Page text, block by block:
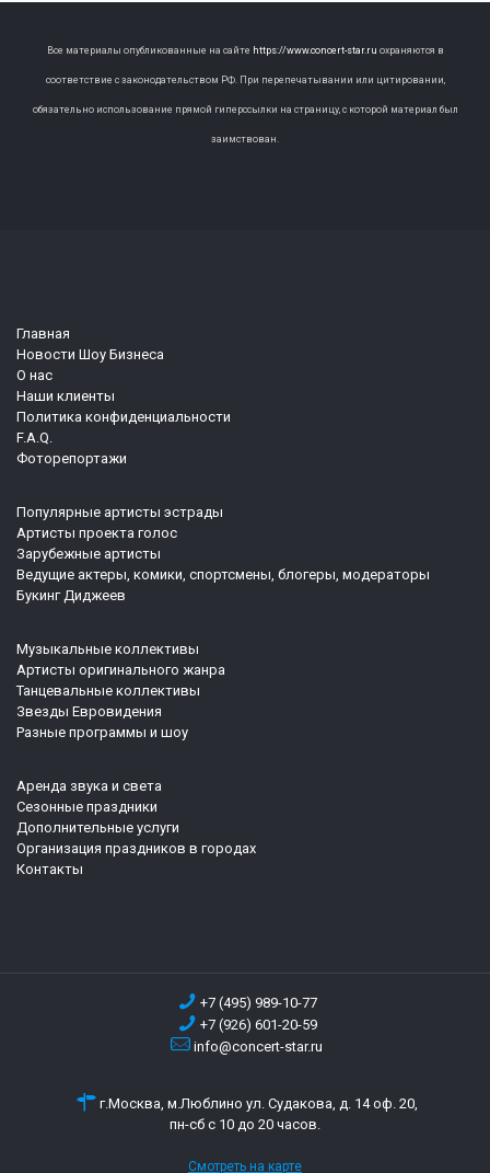
Все материалы опубликованные на сайте https://www.concert-star.ru охраняются в
соответствие с законодательством РФ. При перепечатывании или цитировании,
обязательно использование прямой гиперссылки на страницу, с которой материал был
заимствован.
Главная
Новости Шоу Бизнеса
О нас
Наши клиенты
Политика конфиденциальности
F.A.Q.
Фоторепортажи
Популярные артисты эстрады
Артисты проекта голос
Зарубежные артисты
Ведущие актеры, комики, спортсмены, блогеры, модераторы
Букинг Диджеев
Музыкальные коллективы
Артисты оригинального жанра
Танцевальные коллективы
Звезды Евровидения
Разные программы и шоу
Аренда звука и света
Сезонные праздники
Дополнительные услуги
Организация праздников в городах
Контакты
+7 (495) 989-10-77
+7 (926) 601-20-59
info@concert-star.ru
г.Москва, м.Люблино ул. Судакова, д. 14 оф. 20,
пн-сб с 10 до 20 часов.
Смотреть на карте